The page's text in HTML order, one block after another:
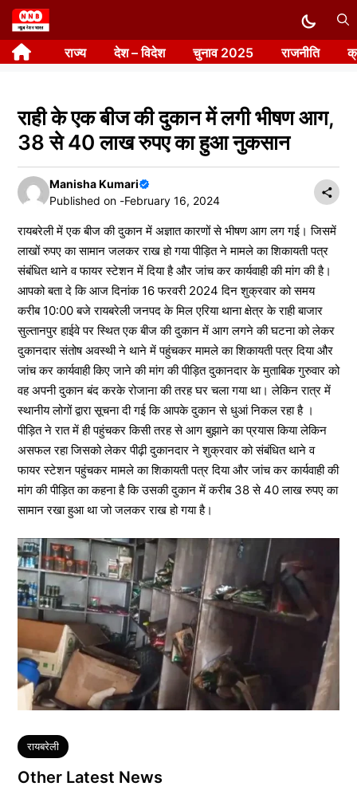
Skip
to
content राज्य देश – विदेश चुनाव 2025 राजनीति
राही के एक बीज की दुकान में लगी भीषण आग,
38 से 40 लाख रुपए का हुआ नुकसान
Manisha Kumari
Published on -February 16, 2024
रायबरेली में एक बीज की दुकान में अज्ञात कारणों से भीषण आग लग गई। जिसमें
लाखों रुपए का सामान जलकर राख हो गया पीड़ित ने मामले का शिकायती पत्र
संबंधित थाने व फायर स्टेशन में दिया है और जांच कर कार्यवाही की मांग की है।
आपको बता दे कि आज दिनांक 16 फरवरी 2024 दिन शुक्रवार को समय
करीब 10:00 बजे रायबरेली जनपद के मिल एरिया थाना क्षेत्र के राही बाजार
सुल्तानपुर हाईवे पर स्थित एक बीज की दुकान में आग लगने की घटना को लेकर
दुकानदार संतोष अवस्थी ने थाने में पहुंचकर मामले का शिकायती पत्र दिया और
जांच कर कार्यवाही किए जाने की मांग की पीड़ित दुकानदार के मुताबिक गुरुवार को
वह अपनी दुकान बंद करके रोजाना की तरह घर चला गया था। लेकिन रात्र में
स्थानीय लोगों द्वारा सूचना दी गई कि आपके दुकान से धुआं निकल रहा है ।
पीड़ित ने रात में ही पहुंचकर किसी तरह से आग बुझाने का प्रयास किया लेकिन
असफल रहा जिसको लेकर पीढ़ी दुकानदार ने शुक्रवार को संबंधित थाने व
फायर स्टेशन पहुंचकर मामले का शिकायती पत्र दिया और जांच कर कार्यवाही की
मांग की पीड़ित का कहना है कि उसकी दुकान में करीब 38 से 40 लाख रुपए का
सामान रखा हुआ था जो जलकर राख हो गया है।
Tags
रायबरेली
Other Latest News